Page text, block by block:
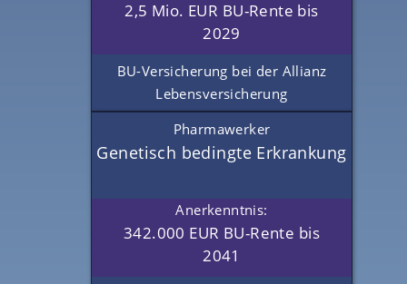
2,5 Mio. EUR BU-Rente bis
2029
BU-Versicherung bei der Allianz
Lebensversicherung
Pharmawerker
Genetisch bedingte Erkrankung
Anerkenntnis:
342.000 EUR BU-Rente bis
2041